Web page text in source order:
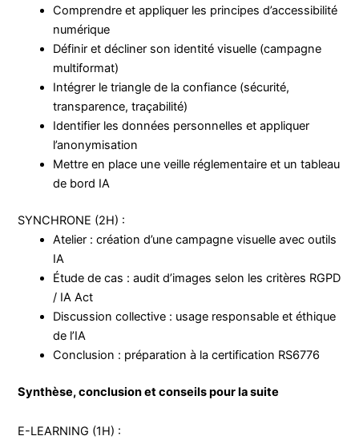
Comprendre et appliquer les principes d’accessibilité
numérique
Définir et décliner son identité visuelle (campagne
multiformat)
Intégrer le triangle de la confiance (sécurité,
transparence, traçabilité)
Identifier les données personnelles et appliquer
l’anonymisation
Mettre en place une veille réglementaire et un tableau
de bord IA
SYNCHRONE (2H) :
Atelier : création d’une campagne visuelle avec outils
IA
Étude de cas : audit d’images selon les critères RGPD
/ IA Act
Discussion collective : usage responsable et éthique
de l’IA
Conclusion : préparation à la certification RS6776
Synthèse, conclusion et conseils pour la suite
E-LEARNING (1H) :